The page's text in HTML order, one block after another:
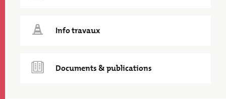
Info travaux
Documents & publications